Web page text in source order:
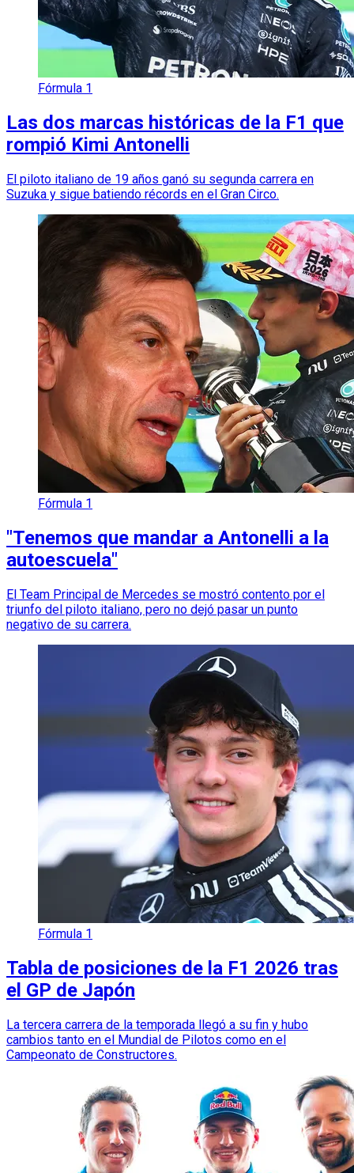
Fórmula 1
Las dos marcas históricas de la F1 que
rompió Kimi Antonelli
El piloto italiano de 19 años ganó su segunda carrera en
Suzuka y sigue batiendo récords en el Gran Circo.
Fórmula 1
"Tenemos que mandar a Antonelli a la
autoescuela"
El Team Principal de Mercedes se mostró contento por el
triunfo del piloto italiano, pero no dejó pasar un punto
negativo de su carrera.
Fórmula 1
Tabla de posiciones de la F1 2026 tras
el GP de Japón
La tercera carrera de la temporada llegó a su fin y hubo
cambios tanto en el Mundial de Pilotos como en el
Campeonato de Constructores.